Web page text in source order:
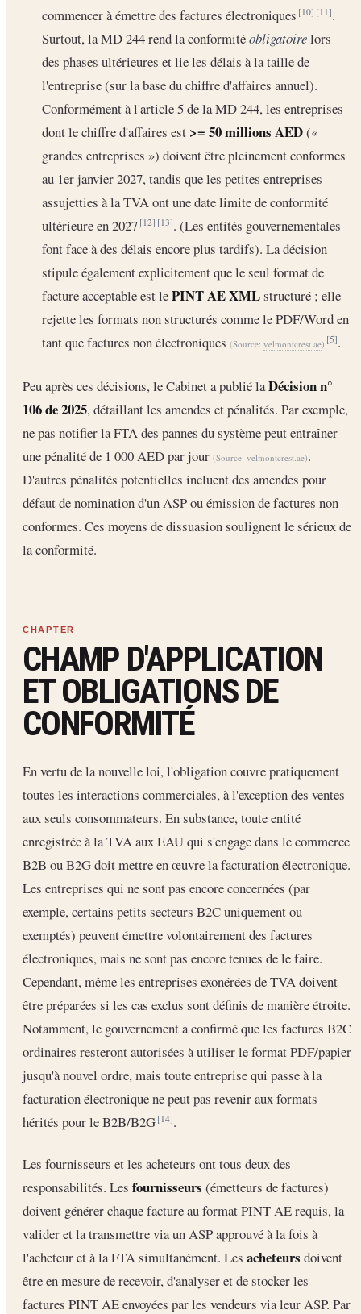
commencer à émettre des factures électroniques[10] [11].
Surtout, la MD 244 rend la conformitéobligatoirelors
des phases ultérieures et lie les délais à la taille de
l'entreprise (sur la base du chiffre d'affaires annuel).
Conformément à l'article 5 de la MD 244, les entreprises
dont le chiffre d'affaires est >= 50 millions AED(«
grandes entreprises ») doivent être pleinement conformes
au 1er janvier 2027, tandis que les petites entreprises
assujetties à la TVA ont une date limite de conformité
ultérieure en 2027[12] [13]. (Les entités gouvernementales
font face à des délais encore plus tardifs). La décision
stipule également explicitement que le seul format de
facture acceptable est lePINT AE XMLstructuré ; elle
rejette les formats non structurés comme le PDF/Word en
tant que factures non électroniques (Source: velmontcrest.ae) [5].
Peu après ces décisions, le Cabinet a publié laDécision n°
106 de 2025, détaillant les amendes et pénalités. Par exemple,
ne pas notifier la FTA des pannes du système peut entraîner
une pénalité de 1 000 AED par jour (Source: velmontcrest.ae).
D'autres pénalités potentielles incluent des amendes pour
défaut de nomination d'un ASP ou émission de factures non
conformes. Ces moyens de dissuasion soulignent le sérieux de
la conformité.
CHAMP D'APPLICATION
ET OBLIGATIONS DE
CONFORMITÉ
En vertu de la nouvelle loi, l'obligation couvre pratiquement
toutes les interactions commerciales, à l'exception des ventes
aux seuls consommateurs. En substance, toute entité
enregistrée à la TVA aux EAU qui s'engage dans le commerce
B2B ou B2G doit mettre en œuvre la facturation électronique.
Les entreprises qui ne sont pas encore concernées (par
exemple, certains petits secteurs B2C uniquement ou
exemptés) peuvent émettre volontairement des factures
électroniques, mais ne sont pas encore tenues de le faire.
Cependant, même les entreprises exonérées de TVA doivent
être préparées si les cas exclus sont définis de manière étroite.
Notamment, le gouvernement a confirmé que les factures B2C
ordinaires resteront autorisées à utiliser le format PDF/papier
jusqu'à nouvel ordre, mais toute entreprise qui passe à la
facturation électronique ne peut pas revenir aux formats
hérités pour le B2B/B2G[14].
Les fournisseurs et les acheteurs ont tous deux des
responsabilités. Les fournisseurs (émetteurs de factures)
doivent générer chaque facture au format PINT AE requis, la
valider et la transmettre via un ASP approuvé à la fois à
l'acheteur et à la FTA simultanément. Les acheteurs doivent
être en mesure de recevoir, d'analyser et de stocker les
factures PINT AE envoyées par les vendeurs via leur ASP. Par